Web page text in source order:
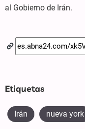
al Gobierno de Irán.
Etiquetas
Irán nueva york